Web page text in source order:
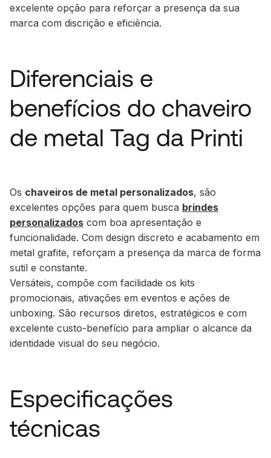
excelente opção para reforçar a presença da sua
marca com discrição e eficiência.
Diferenciais e
benefícios do chaveiro
de metal Tag da Printi
Os chaveiros de metal personalizados, são
excelentes opções para quem busca brindes
personalizados com boa apresentação e
funcionalidade. Com design discreto e acabamento em
metal grafite, reforçam a presença da marca de forma
sutil e constante.
Versáteis, compõe com facilidade os kits
promocionais, ativações em eventos e ações de
unboxing. São recursos diretos, estratégicos e com
excelente custo-benefício para ampliar o alcance da
identidade visual do seu negócio.
Especificações
técnicas